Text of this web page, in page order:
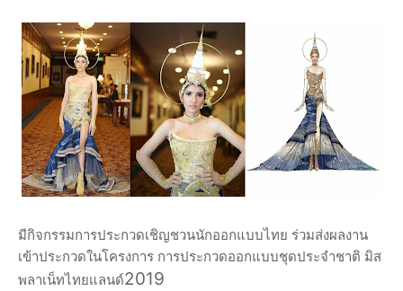
มีกิจกรรมการประกวดเชิญชวนนักออกแบบไทย ร่วมส่งผลงาน
เข้าประกวดในโครงการ การประกวดออกแบบชุดประจำชาติ มิส
พลาเน็ทไทยแลนด์2019